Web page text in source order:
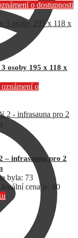
o dostupnosti
osoby 195 x 118 x
o
– infrasauna pro 2
byla: 73
cena je: 60